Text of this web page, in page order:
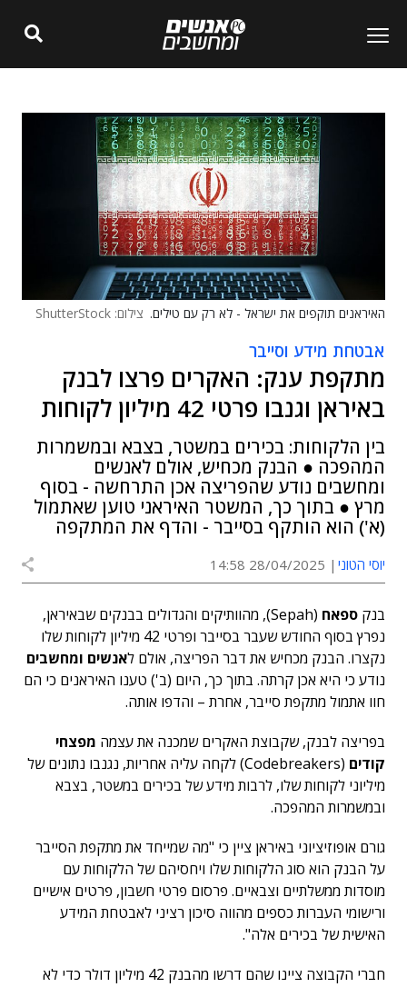
האיראנים תוקפים את ישראל - לא רק עם טילים. צילום: ShutterStock
אבטחת מידע וסייבר
מתקפת ענק: האקרים פרצו לבנק
באיראן וגנבו פרטי 42 מיליון לקוחות
בין הלקוחות: בכירים במשטר, בצבא ובמשמרות
המהפכה ● הבנק מכחיש, אולם לאנשים
ומחשבים נודע שהפריצה אכן התרחשה - בסוף
מרץ ● בתוך כך, המשטר האיראני טוען שאתמול
(א') הוא הותקף בסייבר - והדף את המתקפה
יוסי הטוני 28/04/2025 14:58
בנק ספאח
(Sepah), מהוותיקים והגדולים בבנקים שבאיראן,
נפרץ בסוף החודש שעבר בסייבר ופרטי 42 מיליון לקוחות שלו
נקצרו. הבנק מכחיש את דבר הפריצה, אולם לאנשים ומחשבים
נודע כי היא אכן קרתה. בתוך כך, היום (ב') טענו האיראנים כי הם
חוו אתמול מתקפת סייבר, אחרת – והדפו אותה.
בפריצה לבנק, שקבוצת האקרים שמכנה את עצמה מפצחי
קודים
(Codebreakers) לקחה עליה אחריות, נגנבו נתונים של
מיליוני לקוחות שלו, לרבות מידע של בכירים במשטר, בצבא
ובמשמרות המהפכה.
גורם אופוזיציוני באיראן ציין כי "מה שמייחד את מתקפת הסייבר
על הבנק הוא סוג הלקוחות שלו ויחסיהם של הלקוחות עם
מוסדות ממשלתיים וצבאיים. פרסום פרטי חשבון, פרטים אישיים
ורישומי העברות כספים מהווה סיכון רציני לאבטחת המידע
האישית של בכירים אלה".
חברי הקבוצה ציינו שהם דרשו מהבנק 42 מיליון דולר כדי לא